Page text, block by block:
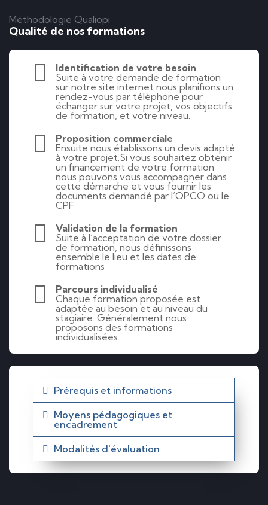
Méthodologie Qualiopi
Qualité de nos formations
Identification de votre besoin
Suite à votre demande de formation
sur notre site internet nous planifions un
rendez-vous par téléphone pour
échanger sur votre projet, vos objectifs
de formation, et votre niveau.
Proposition commerciale
Ensuite nous établissons un devis adapté
à votre projet.Si vous souhaitez obtenir
un financement de votre formation
nous pouvons vous accompagner dans
cette démarche et vous fournir les
documents demandé par l’OPCO ou le
CPF
Validation de la formation
Suite à l’acceptation de votre dossier
de formation, nous définissons
ensemble le lieu et les dates de
formations
Parcours individualisé
Chaque formation proposée est
adaptée au besoin et au niveau du
stagiaire. Généralement nous
proposons des formations
individualisées.
Prérequis et informations
Moyens pédagogiques et
encadrement
Modalités d'évaluation